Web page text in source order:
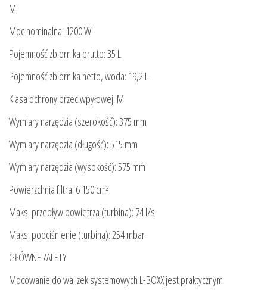
M
Moc nominalna: 1200 W
Pojemność zbiornika brutto: 35 L
Pojemność zbiornika netto, woda: 19,2 L
Klasa ochrony przeciwpyłowej: M
Wymiary narzędzia (szerokość): 375 mm
Wymiary narzędzia (długość): 515 mm
Wymiary narzędzia (wysokość): 575 mm
Powierzchnia filtra: 6 150 cm²
Maks. przepływ powietrza (turbina): 74 l/s
Maks. podciśnienie (turbina): 254 mbar
GŁÓWNE ZALETY
Mocowanie do walizek systemowych L-BOXX jest praktycznym